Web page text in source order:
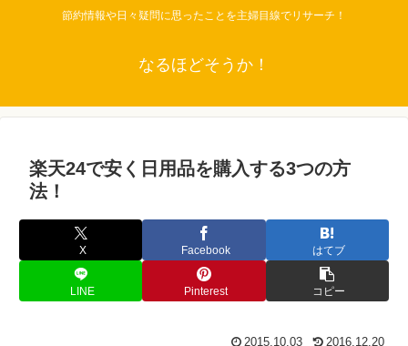
節約情報や日々疑問に思ったことを主婦目線でリサーチ！
なるほどそうか！
楽天24で安く日用品を購入する3つの方
法！
X Facebook はてブ
LINE Pinterest コピー
2015.10.03 2016.12.20